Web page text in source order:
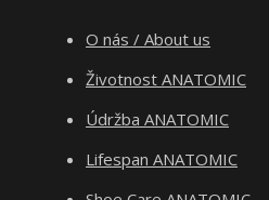
O nás / About us
Životnost ANATOMIC
Údržba ANATOMIC
Lifespan ANATOMIC